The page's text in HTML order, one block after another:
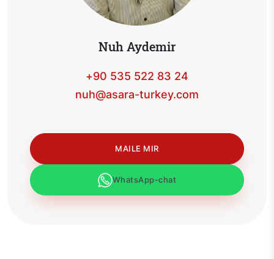
Nuh Aydemir
+90 535 522 83 24
nuh@asara-turkey.com
MAILE MIR
WhatsApp-chat